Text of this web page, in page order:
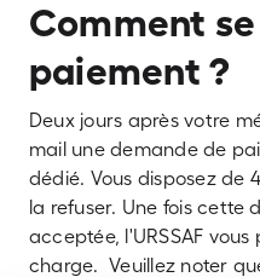
Comment
paiement ?
Deux jours après votre
mail une demande de
dédié. Vous disposez de
la refuser. Une fois cette
acceptée, l'URSSAF
charge. Veuillez noter